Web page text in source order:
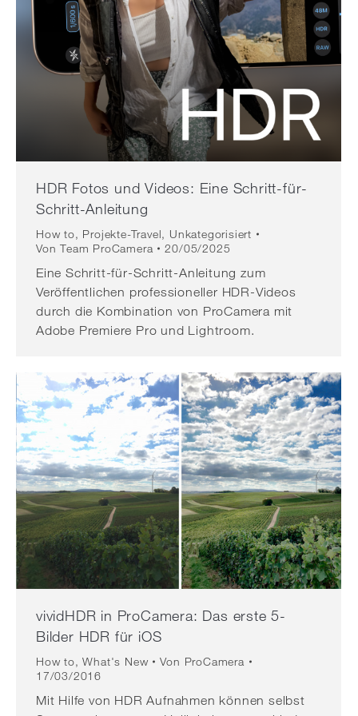
HDR Fotos und Videos: Eine Schritt-für-
Schritt-Anleitung
How to, Projekte-Travel, Unkategorisiert
VonTeam ProCamera 20/05/2025
Eine Schritt-für-Schritt-Anleitung zum
Veröffentlichen professioneller HDR-Videos
durch die Kombination von ProCamera mit
Adobe Premiere Pro und Lightroom.
vividHDR in ProCamera: Das erste 5-
Bilder HDR für iOS
How to,What's New Von ProCamera
17/03/2016
Mit Hilfe von HDR Aufnahmen können selbst